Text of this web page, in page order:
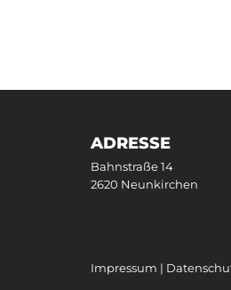
ADRESSE
Bahnstraße 14
2620 Neunkirchen
Impressum |